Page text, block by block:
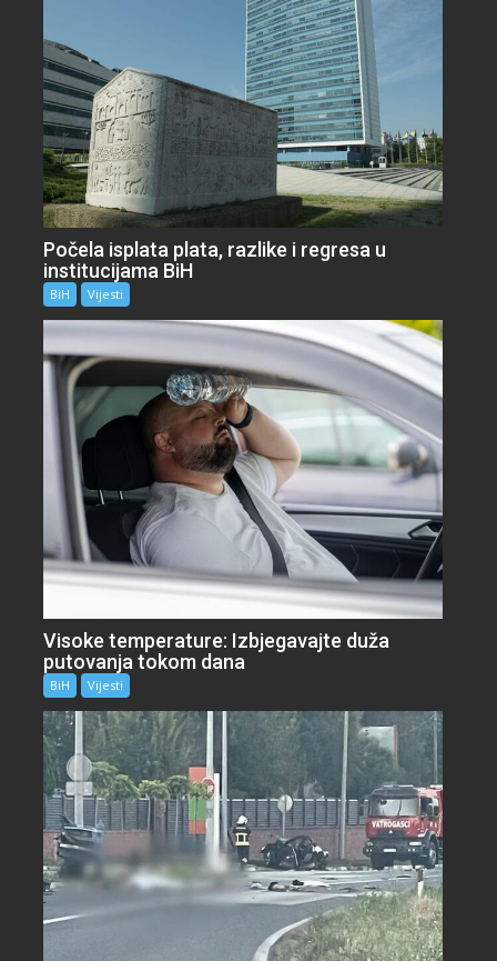
Počela isplata plata, razlike i regresa u
institucijama BiH
BiH Vijesti
Visoke temperature: Izbjegavajte duža
putovanja tokom dana
BiH Vijesti